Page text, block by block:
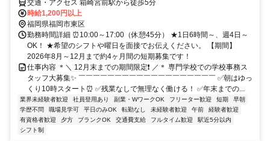
交通・アクセス 箱崎宮前駅から徒歩5分
時給1,200円以上
福岡県福岡市東区
勤務時間詳細 ⏰10:00～17:00（休憩45分） ★1日6時間～、週4日～
OK！ ★希望のシフトや曜日を面接でお伝えください。 【期間】
2026年8月～12月まで約4ヶ月間の短期募集です！
仕事内容 ＊＼ 12月末までの期間限定❗ ／＊ 専門学校での学校事務ス
タッフ大募集✨ ￣￣￣￣￣￣￣￣￣￣￣￣￣￣￣￣￣￣￣ ✅朝はゆっ
くり10時スタート⏰ ✅残業なしで無理なく働ける！ ✅年末までの...
業界未経験者歓迎 社員登用あり 副業・WワークOK フリーター歓迎 短期
早朝
学歴不問
職場見学可 平日のみOK 転勤なし 未経験者歓迎 午前
経験者歓迎
有資格者歓迎
夕方 ブランクOK 交通費支給 フルタイム歓迎
駅近5分以内
シフト制